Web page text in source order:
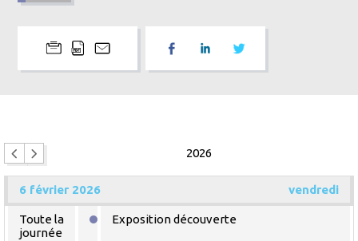
2026
6 février 2026 vendredi
Toute la
journée
Exposition découverte